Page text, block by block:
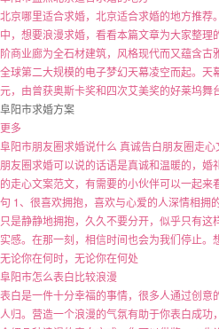
北京哪里适合求婚，北京适合求婚的地方推
中，想要浪漫求婚，看看本篇文章为大家整
阶商业廊为全石材建筑，风格现代而又蕴含古
全球第二大规模的电子梦幻天幕凌空而起。
元，由曾获奥斯卡奖和四次艾美奖的好莱坞舞
阜阳市求婚方案
更多
阜阳市朋友圈求婚说什么 真诚告白朋友圈走心
朋友圈求婚可以说的话语是真诚和温暖的，
的走心文案范文，有需要的小伙伴可以一起
句 1、很喜欢拥抱，喜欢与心爱的人深情相拥
只是静静地拥抱，久久不要分开，似乎只有
实感。在那一刻，相信时间也会为我们停止。
无论你在何时，无论你在何处
阜阳市怎么表白比较浪漫
表白是一件十分幸福的事情，很多人通过创
人归。营造一个浪漫的气氛有助于你表白成